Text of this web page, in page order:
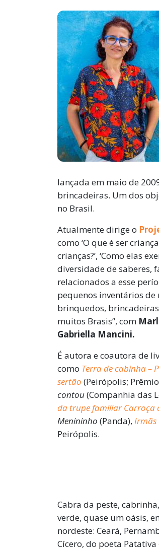
lançada em maio de
brincadeiras. Um dos
no Brasil.
Atualmente dirige o
como ‘O que é ser
crianças?’, ‘Como elas
diversidade de saberes,
relacionados a esse
pequenos inventários
brinquedos,
muitos Brasis”, com
Gabriella Mancini.
É autora e coautora de
como Terra de cabinha –
sertão (Peirópolis;
contou(Companhia das
da trupe familiar Carroça
Menininho (Panda), Irmãs
Peirópolis.
Cabra da peste,
verde, quase um oásis,
nordeste: Ceará,
Cícero, do poeta